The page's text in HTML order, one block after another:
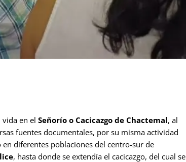
en el Señorío o Cacicazgo de Chactemal, al
fuentes documentales, por su misma actividad
en diferentes poblaciones del centro-sur de
, hasta donde se extendía el cacicazgo, del cual se